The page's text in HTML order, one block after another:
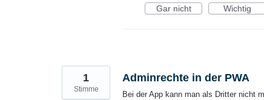
Gar nicht
Wichtig
Adminrechte in der PWA
Bei der App kann man als Dritter nicht
1
Stimme